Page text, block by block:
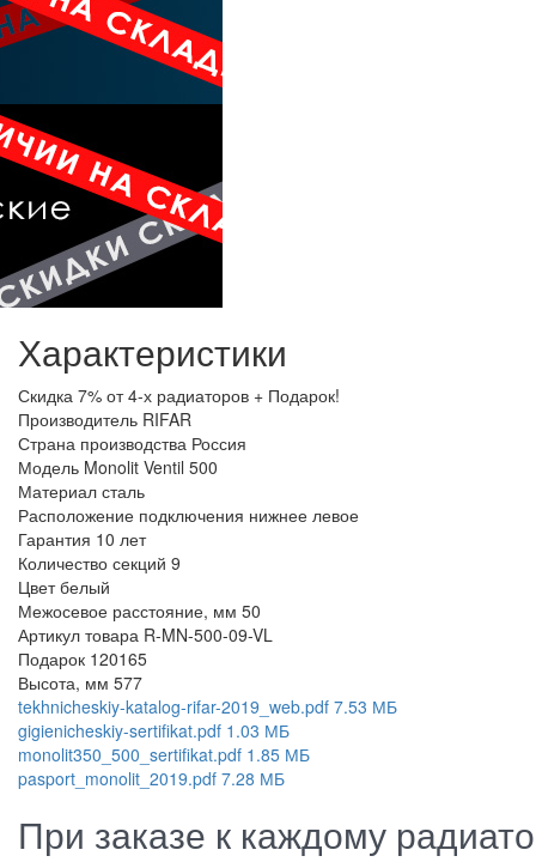
Характеристики
Скидка 7% от 4-х радиаторов + Подарок!
Производитель RIFAR
Страна производства Россия
Модель Monolit Ventil 500
Материал сталь
Расположение подключения нижнее левое
Гарантия 10 лет
Количество секций 9
Цвет белый
Межосевое расстояние, мм 50
Артикул товара R-MN-500-09-VL
Подарок 120165
Высота, мм 577
tekhnicheskiy-katalog-rifar-2019_web.pdf 7.53 МБ
gigienicheskiy-sertifikat.pdf 1.03 МБ
monolit350_500_sertifikat.pdf 1.85 МБ
pasport_monolit_2019.pdf 7.28 МБ
При заказе к каждому